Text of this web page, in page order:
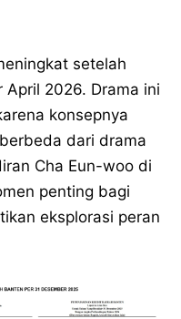
setelah
2026. Drama ini
konsepnya
dari drama
Cha Eun-woo di
penting bagi
eksplorasi peran